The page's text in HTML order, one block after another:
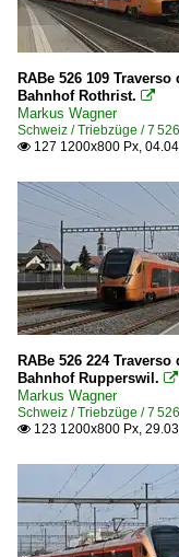
RABe 526 109
Bahnhof Rothrist. 
Markus Wagner
Schweiz / Triebzüge / 7
 127 1200x800 Px,
RABe 526 224
Bahnhof Rupperswil. 
Markus Wagner
Schweiz / Triebzüge / 7
 123 1200x800 Px,